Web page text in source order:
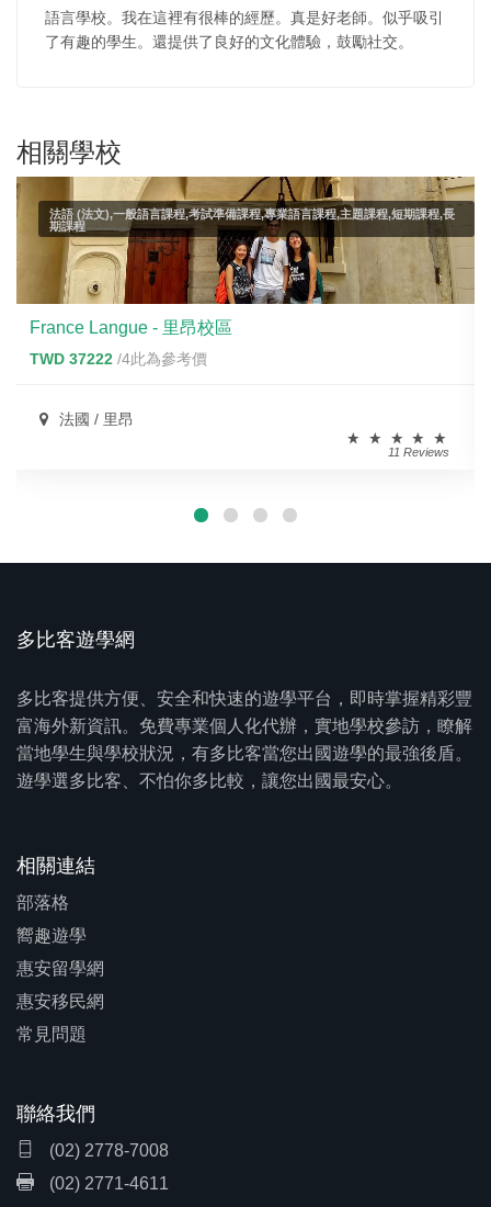
語言學校。我在這裡有很棒的經歷。真是好老師。似乎吸引
了有趣的學生。還提供了良好的文化體驗，鼓勵社交。
相關學校
法語 (法文),一般語言課程,考試準備課程,專業語言課程,主題課程,短期課程,長
期課程
France Langue - 里昂校區
TWD 37222 /4此為參考價
法國 / 里昂
11 Reviews
多比客遊學網
多比客提供方便、安全和快速的遊學平台，即時掌握精彩豐
富海外新資訊。免費專業個人化代辦，實地學校參訪，瞭解
當地學生與學校狀況，有多比客當您出國遊學的最強後盾。
遊學選多比客、不怕你多比較，讓您出國最安心。
相關連結
部落格
嚮趣遊學
惠安留學網
惠安移民網
常見問題
聯絡我們
(02) 2778-7008
(02) 2771-4611